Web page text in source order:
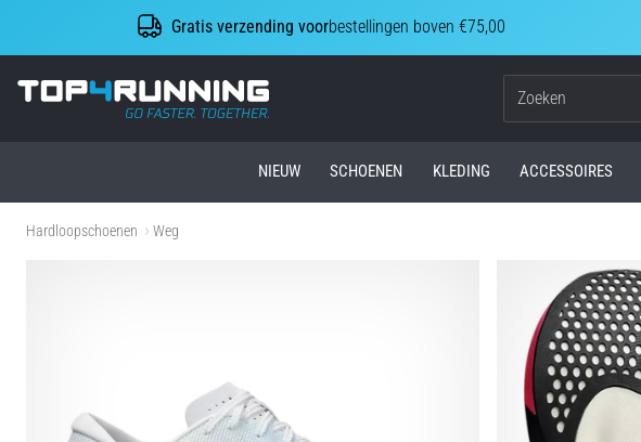
Gratis verzending voorbestellingen boven €75,00
Top4Running.nl
NIEUW SCHOENEN KLEDING ACCESSOIRES
Hardloopschoenen Weg